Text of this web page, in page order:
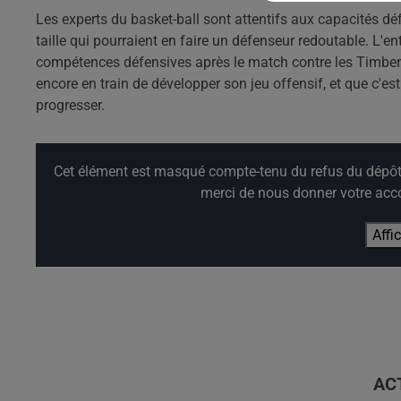
Les experts du basket-ball sont attentifs aux capacités
taille qui pourraient en faire un défenseur redoutable.
compétences défensives après le match contre les
encore en train de développer son jeu offensif, et que
progresser.
Cet élément est masqué compte-tenu du refus du
merci de nous donner votre